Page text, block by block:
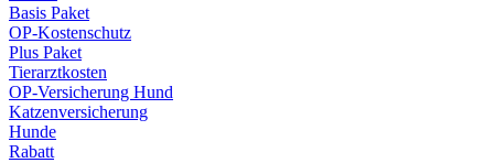
Basis Paket
OP-Kostenschutz
Plus Paket
Tierarztkosten
OP-Versicherung Hund
Katzenversicherung
Hunde
Rabatt